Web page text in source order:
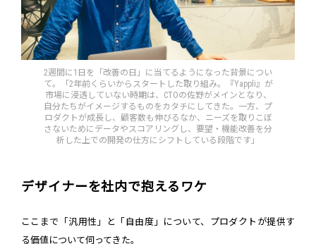
2週間に1日を「改善の日」に当てるようになった背景につい
て。「2年前くらいからスタートした取り組み。『Yappli』が
市場に浸透していない時期は、CTOの佐野がメインとなり、
自分たちがイメージするものをカタチにしてきた。一方、プ
ロダクトが成長し、顧客数も伸びるなか、ニーズを取りこぼ
さないためにデータやスコアリングし、要望・機能改善を分
析した上での開発の仕方にシフトしている段階です」
デザイナーを社内で抱えるワケ
ここまで「汎用性」と「自由度」について、プロダクトが提供す
る価値について伺ってきた。